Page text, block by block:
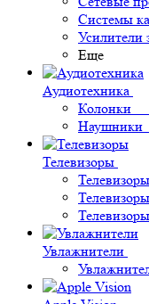
Системы
Усилители
Еще
Аудиотехника
Колонки
Наушники
Телевизоры
Увлажнители